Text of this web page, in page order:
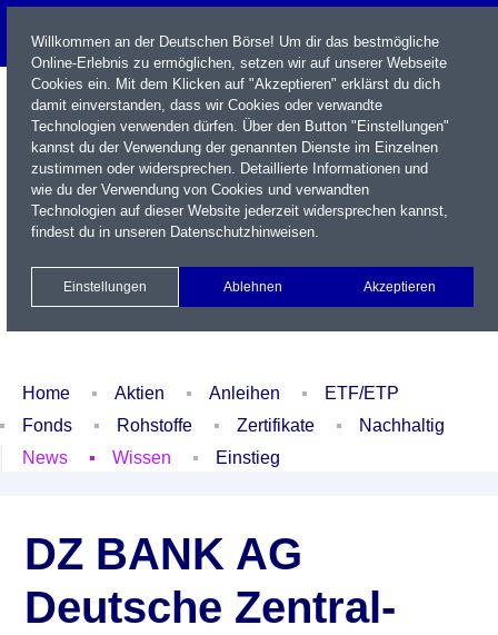
Name / WKN / ISIN / Kürzel
Newsletter Kontakt
Xetra Realtime
Watchlist Portfolio Login
Home Aktien Anleihen
ETF/ETP
Fonds
Rohstoffe Zertifikate
Nachhaltig
News
Wissen Einstieg
DZ BANK AG
Deutsche Zentral-
Willkommen an der Deutschen Börse! Um dir das bestmögliche
Online-Erlebnis zu ermöglichen, setzen wir auf unserer Webseite
Cookies ein. Mit dem Klicken auf "Akzeptieren" erklärst du dich
damit einverstanden, dass wir Cookies oder verwandte
Technologien verwenden dürfen. Über den Button "Einstellungen"
kannst du der Verwendung der genannten Dienste im Einzelnen
zustimmen oder widersprechen. Detaillierte Informationen und
wie du der Verwendung von Cookies und verwandten
Technologien auf dieser Website jederzeit widersprechen kannst,
findest du in unseren Datenschutzhinweisen.
Einstellungen Ablehnen Akzeptieren